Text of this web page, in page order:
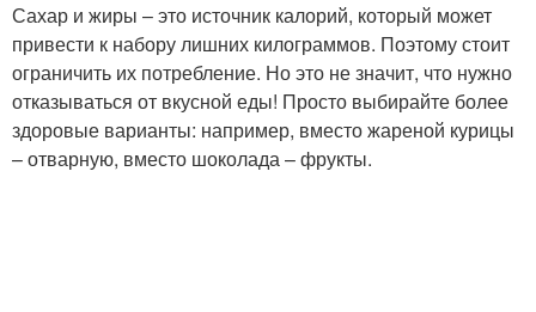
Сахар и жиры – это источник калорий, который может
привести к набору лишних килограммов. Поэтому стоит
ограничить их потребление. Но это не значит, что нужно
отказываться от вкусной еды! Просто выбирайте более
здоровые варианты: например, вместо жареной курицы
– отварную, вместо шоколада – фрукты.